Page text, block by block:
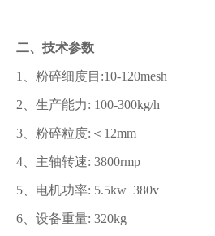
二、技术参数
1、粉碎细度目:10-120mesh
2、生产能力: 100-300kg/h
3、粉碎粒度:＜12mm
4、主轴转速: 3800rmp
5、电机功率: 5.5kw 380v
6、设备重量: 320kg